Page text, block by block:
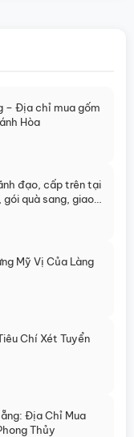
– Địa chỉ mua gốm
Hòa
đạo, cấp trên tại
quà sang, giao
Mỹ Vị Của Làng
Chí Xét Tuyển
Địa Chỉ Mua
Thủy